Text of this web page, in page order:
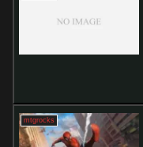
mtgrocks